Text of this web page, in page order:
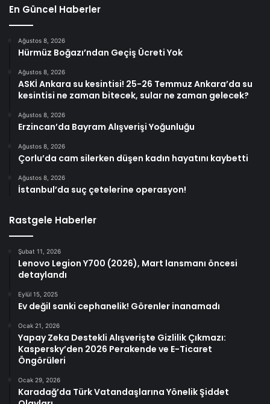
En Güncel Haberler
Ağustos 8, 2026
Hürmüz Boğazı’ndan Geçiş Ücreti Yok
Ağustos 8, 2026
ASKİ Ankara su kesintisi! 25-26 Temmuz Ankara’da su
kesintisi ne zaman bitecek, sular ne zaman gelecek?
Ağustos 8, 2026
Erzincan’da Bayram Alışverişi Yoğunluğu
Ağustos 8, 2026
Çorlu’da cam silerken düşen kadın hayatını kaybetti
Ağustos 8, 2026
İstanbul’da suç çetelerine operasyon!
Rastgele Haberler
Şubat 11, 2026
Lenovo Legion Y700 (2026), Mart lansmanı öncesi
detaylandı
Eylül 15, 2025
Ev değil sanki cephanelik! Görenler inanamadı
Ocak 21, 2026
Yapay Zeka Destekli Alışverişte Gizlilik Çıkmazı:
Kaspersky’den 2026 Perakende ve E-Ticaret
Öngörüleri
Ocak 29, 2026
Karadağ’da Türk Vatandaşlarına Yönelik Şiddet